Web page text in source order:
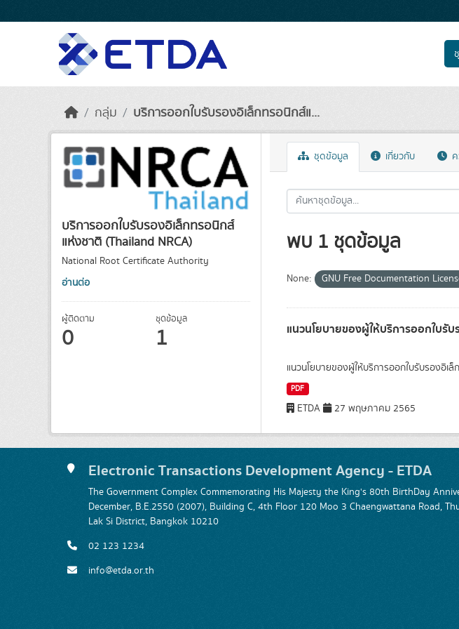
กลุ่ม บริการออกใบรับรองอิเล็กทรอนิกส์แ...
บริการออกใบรับรองอิเล็กทรอนิกส์
แห่งชาติ (Thailand NRCA)
National Root Certificate Authority
อ่านต่อ
ผู้ติดตาม
0
ชุดข้อมูล
1
ชุดข้อมูล เกี่ยวกับ
พบ 1 ชุดข้อมูล
None: GNU Free Documentation
แนวนโยบายของผู้ให้บริการออกใบรั
แนวนโยบายของผู้ให้บริการออกใบรับรองอิเ
PDF
ETDA 27 พฤษภาคม 2565
Electronic Transactions Development Agency - ETDA
The Government Complex Commemorating His Majesty the King's 80th BirthDay
December, B.E.2550 (2007), Building C, 4th Floor 120 Moo 3 Chaengwattana Road,
Lak Si District, Bangkok 10210
02 123 1234
info@etda.or.th